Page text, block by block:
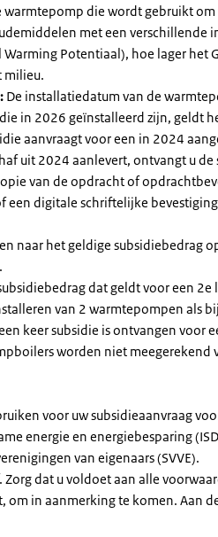
warmtepomp die wordt gebruikt om
met een verschillende
Potentiaal), hoe lager het
milieu.
De installatiedatum van de
in 2026 geïnstalleerd zijn, geldt
aanvraagt voor een in 2024
uit 2024 aanlevert, ontvangt u de
van de opdracht of
digitale schriftelijke
naar het geldige subsidiebedrag
dat geldt voor een
van 2 warmtepompen als
keer subsidie is ontvangen voor
worden niet meegerekend
voor uw subsidieaanvraag
energie en energiebesparing
van eigenaars (SVVE).
dat u voldoet aan alle
om in aanmerking te komen. Aan